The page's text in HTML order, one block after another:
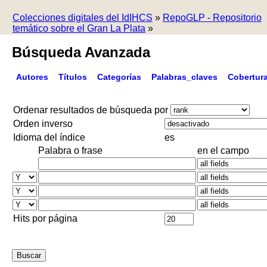
Colecciones digitales del IdIHCS » RepoGLP - Repositorio
temático sobre el Gran La Plata »
Búsqueda Avanzada
Autores Títulos Categorías Palabras_claves
Ordenar resultados de búsqueda por
Orden inverso
Idioma del índice
es
Palabra o frase
en el campo
Hits por página